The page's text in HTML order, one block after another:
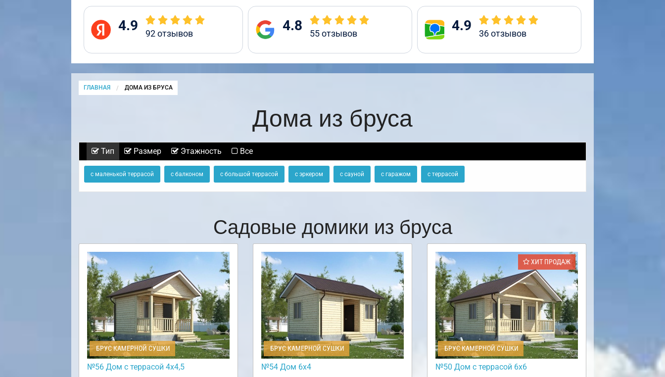
4.9 92отзывов 4.8 55отзывов 4.9 36отзывов
ГЛАВНАЯ CURRENT:
ДОМА ИЗ БРУСА
Дома из бруса
Тип Размер Этажность Все
с маленькой террасой с балконом с большой террасой с эркером с сауной с гаражом с террасой
Садовые домики из бруса
БРУС КАМЕРНОЙ СУШКИ
№56 Дом с террасой 4х4,5
БРУС КАМЕРНОЙ СУШКИ
№54 Дом 6х4
ХИТ ПРОДАЖ
БРУС КАМЕРНОЙ СУШКИ
№50 Дом с террасой 6х6